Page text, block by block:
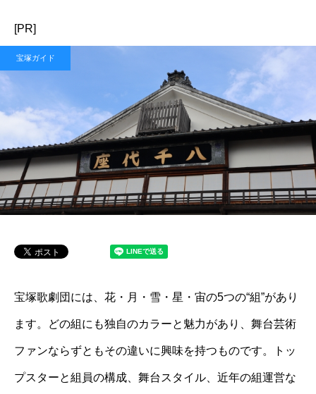
[PR]
宝塚ガイド
宝塚歌劇団には、花・月・雪・星・宙の5つの“組”があり
ます。どの組にも独自のカラーと魅力があり、舞台芸術
ファンならずともその違いに興味を持つものです。トッ
プスターと組員の構成、舞台スタイル、近年の組運営な